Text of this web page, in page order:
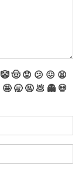
🤡🤠 😟 😕 😖 😫
🤩 🥱 🤬 💩 👻 💀